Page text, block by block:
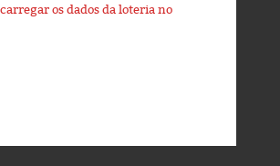
os dados da loteria no